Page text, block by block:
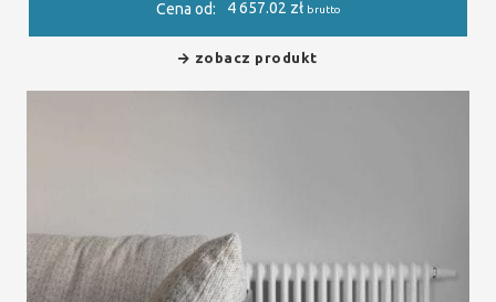
Cena od: 4 657.02 zł brutto
zobacz produkt